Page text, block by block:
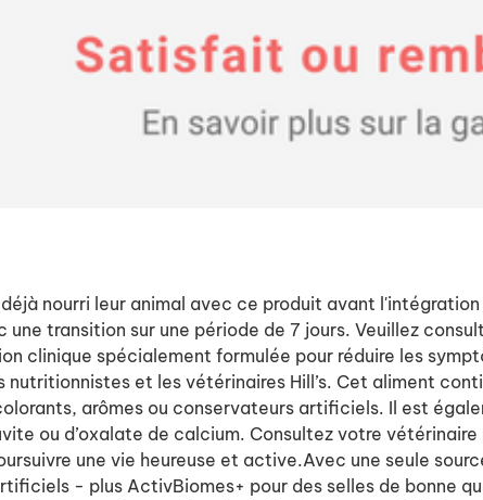
nourri leur animal avec ce produit avant
une transition sur une période de 7 jours. Veuillez
clinique spécialement formulée pour réduire les
nutritionnistes et les vétérinaires Hill’s. Cet aliment
arômes ou conservateurs artificiels. Il est
ou d’oxalate de calcium. Consultez votre
une vie heureuse et active.Avec une seule
- plus ActivBiomes+ pour des selles de bonne